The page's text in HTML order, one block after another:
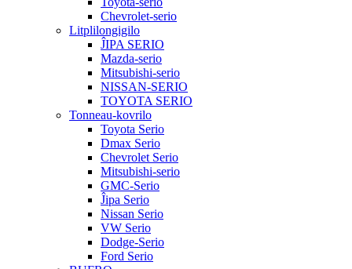
Chevrolet-serio
Litplilongigilo
ĴIPA SERIO
Mazda-serio
Mitsubishi-serio
NISSAN-SERIO
TOYOTA SERIO
Tonneau-kovrilo
Toyota Serio
Dmax Serio
Chevrolet Serio
Mitsubishi-serio
GMC-Serio
Ĵipa Serio
Nissan Serio
VW Serio
Dodge-Serio
Ford Serio